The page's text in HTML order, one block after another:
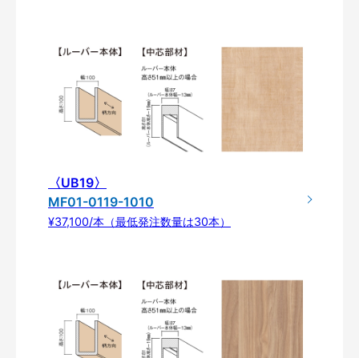
〈UB19〉
MF01-0119-1010
¥37,100/本（最低発注数量は30本）